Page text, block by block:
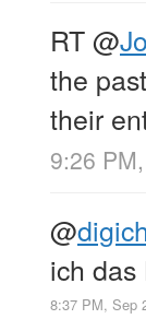
RT@
the
their
9:26
@
ich das
8:37 PM, Sep